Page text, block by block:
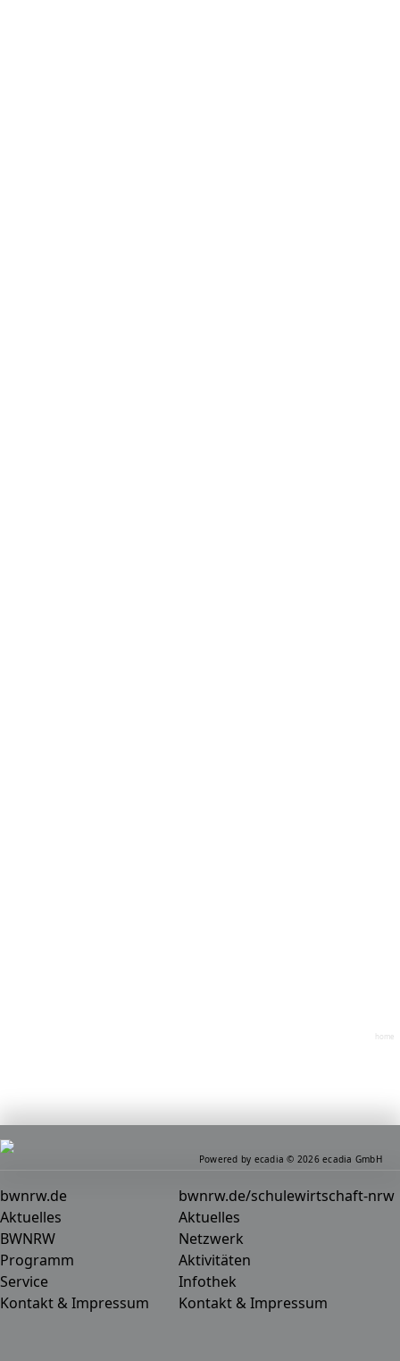
home
bwnrw.de
Aktuelles
BWNRW
Programm
Service
Kontakt & Impressum
bwnrw.de/schulewirtschaft-nrw
Aktuelles
Netzwerk
Aktivitäten
Infothek
Kontakt & Impressum
Powered by ecadia © 2026 ecadia GmbH